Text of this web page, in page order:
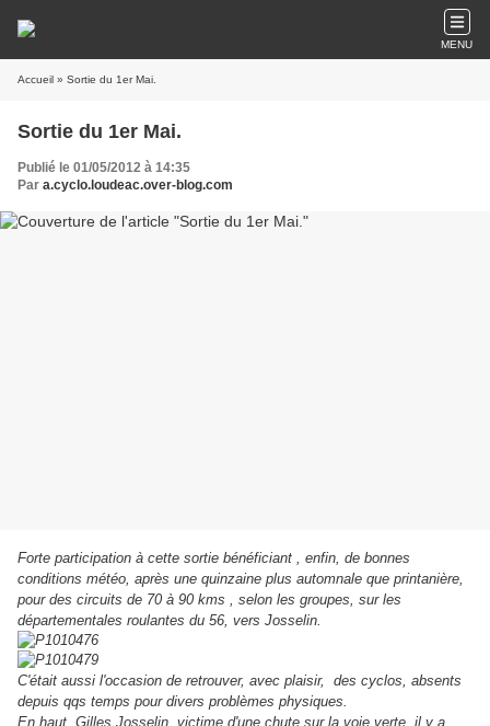
MENU
Accueil » Sortie du 1er Mai.
Sortie du 1er Mai.
Publié le 01/05/2012 à 14:35
Par a.cyclo.loudeac.over-blog.com
Forte participation à cette sortie bénéficiant , enfin, de bonnes
conditions météo, après une quinzaine plus automnale que printanière,
pour des circuits de 70 à 90 kms , selon les groupes, sur les
départementales roulantes du 56, vers Josselin.
C'était aussi l'occasion de retrouver, avec plaisir, des cyclos, absents
depuis qqs temps pour divers problèmes physiques.
En haut, Gilles Josselin, victime d'une chute sur la voie verte, il y a